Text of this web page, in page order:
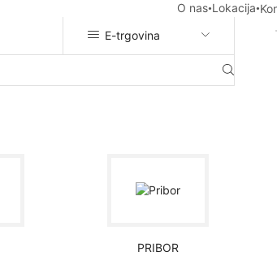
O nas Lokacija
E-trgovina
PRIBOR